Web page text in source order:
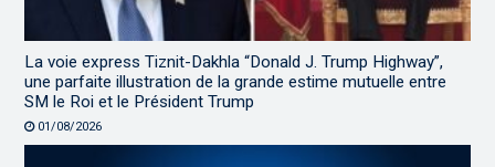
La voie express Tiznit-Dakhla “Donald J. Trump Highway”,
une parfaite illustration de la grande estime mutuelle entre
SM le Roi et le Président Trump
01/08/2026